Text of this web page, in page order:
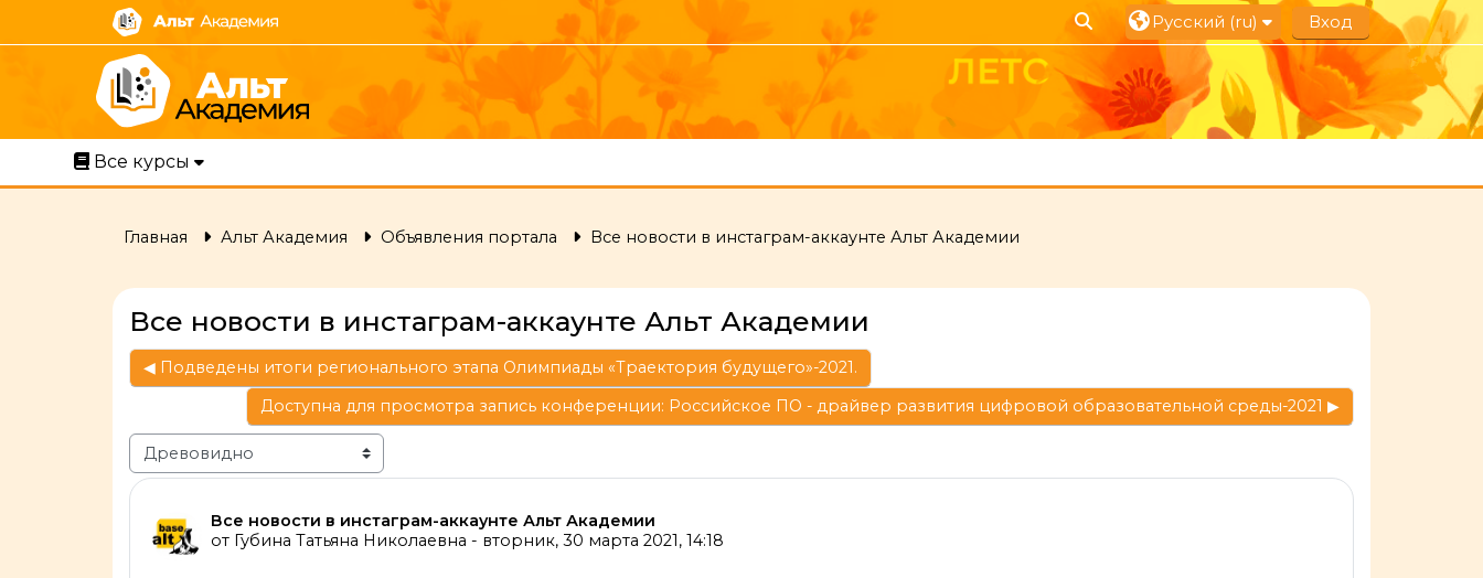
Перейти к основному содержанию
Изменить данные поисковой строки
Русский ‎(ru)‎ Вход
Все курсы
Главная Альт Академия Объявления портала Все новости в инстаграм-аккаунте Альт Академии
Все новости в инстаграм-аккаунте Альт Академии
◀︎ Подведены итоги регионального этапа Олимпиады «Траектория будущего»-2021.
Доступна для просмотра запись конференции: Российское ПО - драйвер развития цифровой образовательной среды-2021 ▶︎
Режим отображения
Все новости в инстаграм-аккаунте Альт Академии
от Губина Татьяна Николаевна - вторник, 30 марта 2021, 14:18
Количество ответов: 0